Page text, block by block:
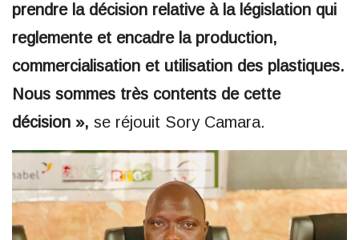
prendre la décision relative à la législation qui
reglemente et encadre la production,
commercialisation et utilisation des plastiques.
Nous sommes très contents de cette
décision », se réjouit Sory Camara.